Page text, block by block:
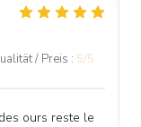
/ Preis : 5/5
ours reste le